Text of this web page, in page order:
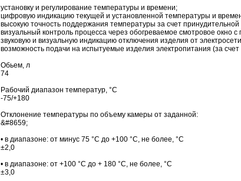
установку и регулирование температуры и времени;
цифровую индикацию текущей и установленной температуры и
высокую точность поддержания температуры за счет принудительной
визуальный контроль процесса через обогреваемое смотровое окно с
звуковую и визуальную индикацию отключения изделия от
возможность подачи на испытуемые изделия электропитания (за
Обьем, л
74
Рабочий диапазон температур, °С
-75/+180
Отклонение температуры по объему камеры от заданной:
&#8659;
• в диапазоне: от минус 75 °C до +100 °C, не более, °C
±2,0
• в диапазоне: от +100 °C до + 180 °C, не более, °C
±3,0